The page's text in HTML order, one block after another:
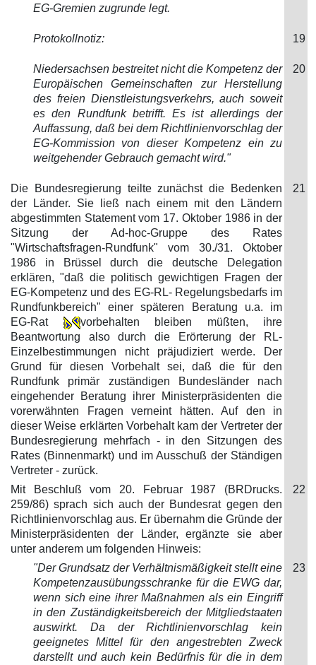
EG-Gremien zugrunde legt.
Protokollnotiz: 19
Niedersachsen bestreitet nicht die Kompetenz der
Europäischen Gemeinschaften zur Herstellung
des freien Dienstleistungsverkehrs, auch soweit
es den Rundfunk betrifft. Es ist allerdings der
Auffassung, daß bei dem Richtlinienvorschlag der
EG-Kommission von dieser Kompetenz ein zu
weitgehender Gebrauch gemacht wird."
20
Die Bundesregierung teilte zunächst die Bedenken
der Länder. Sie ließ nach einem mit den Ländern
abgestimmten Statement vom 17. Oktober 1986 in der
Sitzung der Ad-hoc-Gruppe des Rates
"Wirtschaftsfragen-Rundfunk" vom 30./31. Oktober
1986 in Brüssel durch die deutsche Delegation
erklären, "daß die politisch gewichtigen Fragen der
EG-Kompetenz und des EG-RL- Regelungsbedarfs im
Rundfunkbereich" einer späteren Beratung u.a. im
EG-Rat
vorbehalten bleiben müßten, ihre
Beantwortung also durch die Erörterung der RL-
Einzelbestimmungen nicht präjudiziert werde. Der
Grund für diesen Vorbehalt sei, daß die für den
Rundfunk primär zuständigen Bundesländer nach
eingehender Beratung ihrer Ministerpräsidenten die
vorerwähnten Fragen verneint hätten. Auf den in
dieser Weise erklärten Vorbehalt kam der Vertreter der
Bundesregierung mehrfach - in den Sitzungen des
Rates (Binnenmarkt) und im Ausschuß der Ständigen
Vertreter - zurück.
21
Mit Beschluß vom 20. Februar 1987 (BRDrucks.
259/86) sprach sich auch der Bundesrat gegen den
Richtlinienvorschlag aus. Er übernahm die Gründe der
Ministerpräsidenten der Länder, ergänzte sie aber
unter anderem um folgenden Hinweis:
22
"Der Grundsatz der Verhältnismäßigkeit stellt eine
Kompetenzausübungsschranke für die EWG dar,
wenn sich eine ihrer Maßnahmen als ein Eingriff
in den Zuständigkeitsbereich der Mitgliedstaaten
auswirkt. Da der Richtlinienvorschlag kein
geeignetes Mittel für den angestrebten Zweck
darstellt und auch kein Bedürfnis für die in dem
23